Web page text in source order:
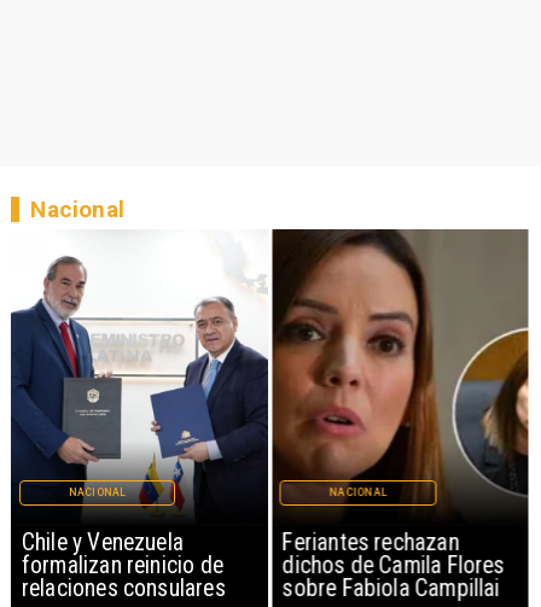
Chile y Venezuela
formalizan reinicio de
relaciones consulares
NACIONAL
Feriantes rechazan
dichos de Camila Flores
sobre Fabiola Campillai
NACIONAL
Nacional